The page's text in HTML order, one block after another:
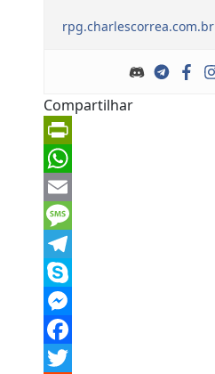
rpg.charlescorrea.com.br
Compartilhar
PrintFriendly
WhatsApp
Email
Message
Telegram
Skype
Messenger
Facebook